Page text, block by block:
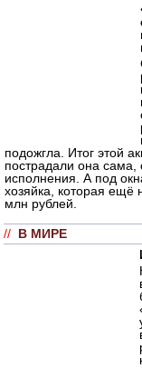
подожгла. Итог этой
пострадали она сама,
исполнения. А под
хозяйка, которая ещё
млн рублей.
// В МИРЕ